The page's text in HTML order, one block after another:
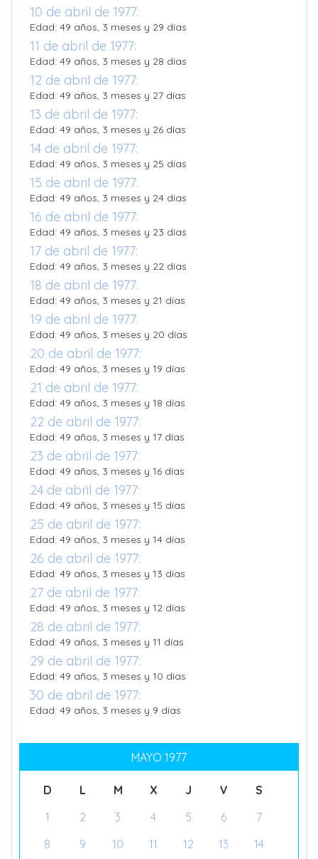
10 de abril de 1977:
Edad: 49 años, 3 meses y 29 días
11 de abril de 1977:
Edad: 49 años, 3 meses y 28 días
12 de abril de 1977:
Edad: 49 años, 3 meses y 27 días
13 de abril de 1977:
Edad: 49 años, 3 meses y 26 días
14 de abril de 1977:
Edad: 49 años, 3 meses y 25 días
15 de abril de 1977:
Edad: 49 años, 3 meses y 24 días
16 de abril de 1977:
Edad: 49 años, 3 meses y 23 días
17 de abril de 1977:
Edad: 49 años, 3 meses y 22 días
18 de abril de 1977:
Edad: 49 años, 3 meses y 21 días
19 de abril de 1977:
Edad: 49 años, 3 meses y 20 días
20 de abril de 1977:
Edad: 49 años, 3 meses y 19 días
21 de abril de 1977:
Edad: 49 años, 3 meses y 18 días
22 de abril de 1977:
Edad: 49 años, 3 meses y 17 días
23 de abril de 1977:
Edad: 49 años, 3 meses y 16 días
24 de abril de 1977:
Edad: 49 años, 3 meses y 15 días
25 de abril de 1977:
Edad: 49 años, 3 meses y 14 días
26 de abril de 1977:
Edad: 49 años, 3 meses y 13 días
27 de abril de 1977:
Edad: 49 años, 3 meses y 12 días
28 de abril de 1977:
Edad: 49 años, 3 meses y 11 días
29 de abril de 1977:
Edad: 49 años, 3 meses y 10 días
30 de abril de 1977:
Edad: 49 años, 3 meses y 9 días
MAYO 1977
D L M X J V
S
1
2 3 4 5 6
7
8
9 10 11 12 13
14